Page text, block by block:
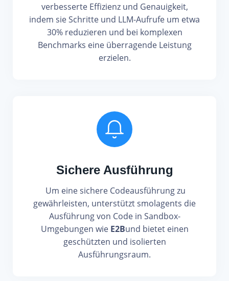
verbesserte Effizienz und Genauigkeit,
indem sie Schritte und LLM-Aufrufe um etwa
30% reduzieren und bei komplexen
Benchmarks eine überragende Leistung
erzielen.
Sichere Ausführung
Um eine sichere Codeausführung zu
gewährleisten, unterstützt smolagents die
Ausführung von Code in Sandbox-
Umgebungen wie E2Bund bietet einen
geschützten und isolierten
Ausführungsraum.